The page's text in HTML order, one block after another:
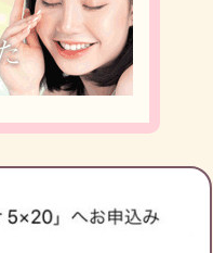
1156
ロワー 3